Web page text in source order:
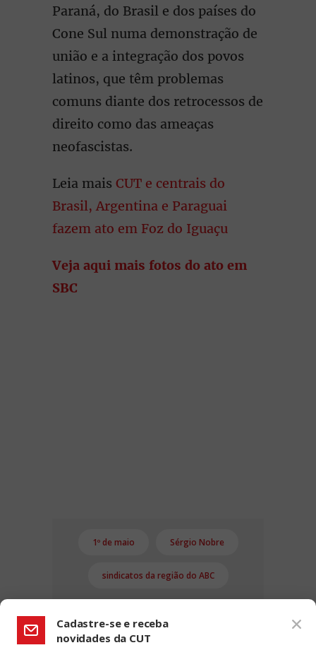
Paraná, do Brasil e dos países do
Cone Sul numa demonstração de
união e a integração dos povos
latinos, que têm problemas
comuns diante dos retrocessos de
direito como das ameaças
neofascistas.
Leia mais CUT e centrais do
Brasil, Argentina e Paraguai
fazem ato em Foz do Iguaçu
Veja aqui mais fotos do ato em
SBC
1º de maio Sérgio Nobre
sindicatos da região do ABC
Cadastre-se e receba
novidades da CUT